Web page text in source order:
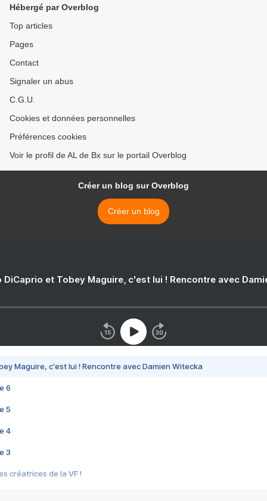
Hébergé par Overblog
Top articles
Pages
Contact
Signaler un abus
C.G.U.
Cookies et données personnelles
Préférences cookies
Voir le profil de AL de Bx sur le portail Overblog
Créer un blog sur Overblog
Créer un blog
DiCaprio et Tobey Maguire, c'est lui ! Rencontre avec
Maguire, c'est lui ! Rencontre avec Damien Witecka
6
5
4
3
créatrices de la VF !